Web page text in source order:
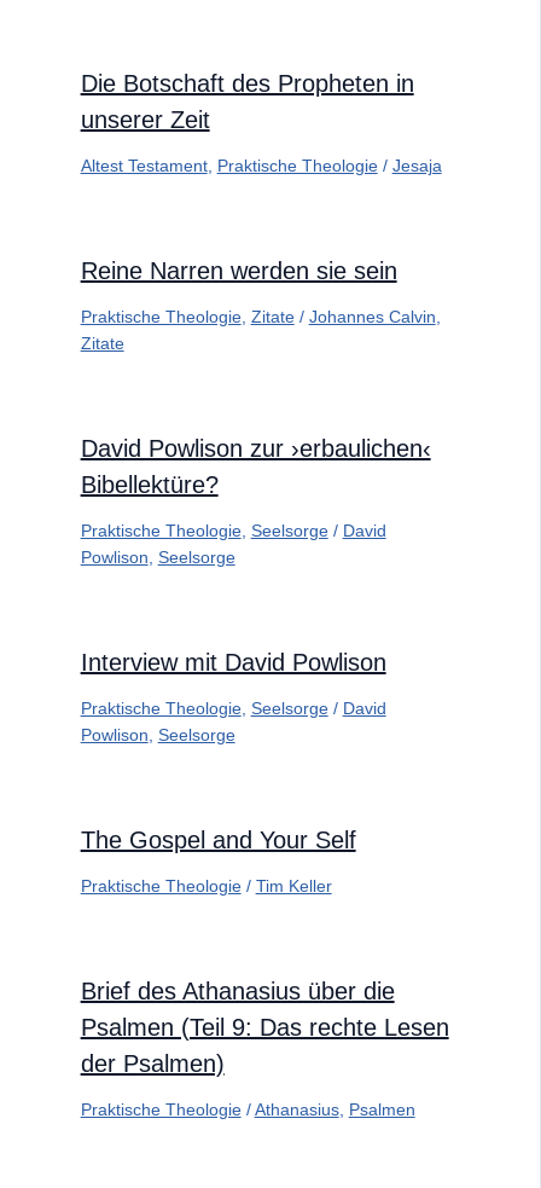
Die Botschaft des Propheten in
unserer Zeit
Altest Testament, Praktische Theologie/ Jesaja
Reine Narren werden sie sein
Praktische Theologie, Zitate/ Johannes Calvin
Zitate
David Powlison zur ›erbaulichen‹
Bibellektüre?
Praktische Theologie, Seelsorge/ David
Powlison Seelsorge
Interview mit David Powlison
Praktische Theologie, Seelsorge/ David
Powlison Seelsorge
The Gospel and Your Self
Praktische Theologie/ Tim Keller
Brief des Athanasius über die
Psalmen (Teil 9: Das rechte Lesen
der Psalmen)
Praktische Theologie/Athanasius, Psalmen